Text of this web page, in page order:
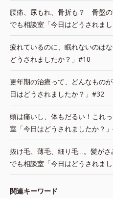
腰痛、尿もれ、骨折も？ 骨盤の
でも相談室「今日はどうされま
疲れているのに、眠れないのは
どうされましたか？」#10
更年期の治療って、どんなもの
日はどうされましたか？」#32
頭は痛いし、体もだるい！これ
室「今日はどうされましたか？
抜け毛、薄毛、細り毛…。髪が
でも相談室「今日はどうされま
関連キーワード